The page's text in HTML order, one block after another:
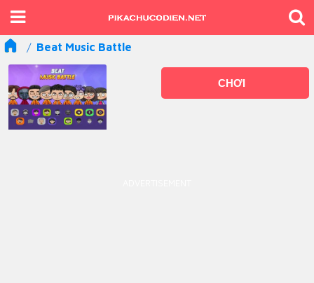
Beat Music Battle
CHƠI